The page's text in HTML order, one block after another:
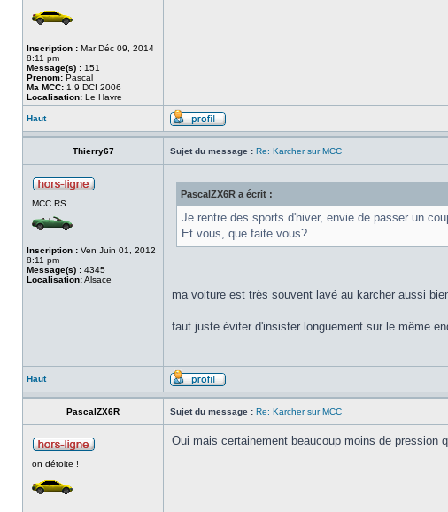
Inscription : Mar Déc 09, 2014
8:11 pm
Message(s) : 151
Prenom: Pascal
Ma MCC: 1.9 DCI 2006
Localisation: Le Havre
Haut
Thierry67 Sujet du message : Re: Karcher sur MCC
MCC RS
Inscription : Ven Juin 01, 2012
8:11 pm
Message(s) : 4345
Localisation:Alsace
PascalZX6R a écrit :
Je rentre des sports d'hiver, envie de passer un
Et vous, que faite vous?
ma voiture est très souvent lavé au karcher aussi
faut juste éviter d'insister longuement sur le même
Haut
PascalZX6R Sujet du message : Re: Karcher sur MCC
on détoite !
Oui mais certainement beaucoup moins de pression